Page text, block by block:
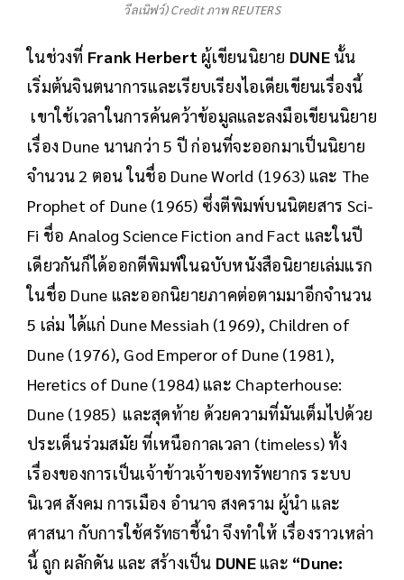
วีลเนิฟว์) Credit ภาพ REUTERS
ในช่วงที่ Frank Herbert ผู้เขียนนิยาย DUNEนั้น
เริ่มต้นจินตนาการและเรียบเรียงไอเดียเขียนเรื่องนี้
เขาใช้เวลาในการค้นคว้าข้อมูลและลงมือเขียนนิยาย
เรื่อง Dune นานกว่า 5 ปี ก่อนที่จะออกมาเป็นนิยาย
จำนวน 2 ตอน ในชื่อ Dune World (1963) และ The
Prophet of Dune (1965) ซึ่งตีพิมพ์บนนิตยสาร Sci-
Fi ชื่อ Analog Science Fiction and Fact และในปี
เดียวกันก็ได้ออกตีพิมพ์ในฉบับหนังสือนิยายเล่มแรก
ในชื่อ Dune และออกนิยายภาคต่อตามมาอีกจำนวน
5 เล่ม ได้แก่ Dune Messiah (1969), Children of
Dune (1976), God Emperor of Dune (1981),
Heretics of Dune (1984) และ Chapterhouse:
Dune (1985) และสุดท้าย ด้วยความที่มันเต็มไปด้วย
ประเด็นร่วมสมัย ที่เหนือกาลเวลา (timeless) ทั้ง
เรื่องของการเป็นเจ้าข้าวเจ้าของทรัพยากร ระบบ
นิเวศ สังคม การเมือง อำนาจ สงคราม ผู้นำ และ
ศาสนา กับการใช้ศรัทธาชี้นำ จึงทำให้ เรื่องราวเหล่า
นี้ ถูก ผลักดัน และ สร้างเป็น DUNEและ “Dune: